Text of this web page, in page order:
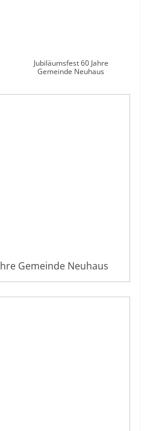
Jubiläumsfest 60 Jahre
Gemeinde Neuhaus
Gemeinde Neuhaus